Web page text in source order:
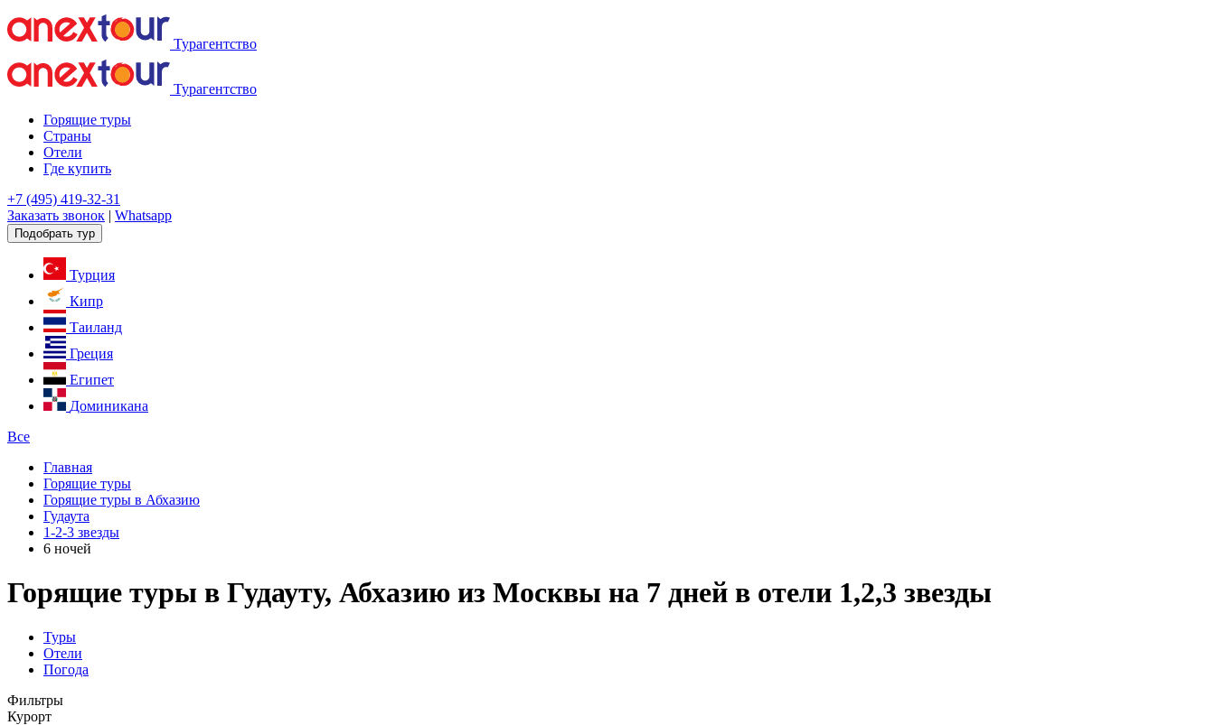
Турагентство
Турагентство
Горящие туры
Страны
Отели
Где купить
+7 (495) 419-32-31
Заказать звонок | Whatsapp
Подобрать тур
Турция
Кипр
Таиланд
Греция
Египет
Доминикана
Все
Главная
Горящие туры
Горящие туры в Абхазию
Гудаута
1-2-3 звезды
6 ночей
Горящие туры в Гудауту, Абхазию из Москвы на 7 дней в отели 1,2,3 звезды
Туры
Отели
Погода
Фильтры
Курорт